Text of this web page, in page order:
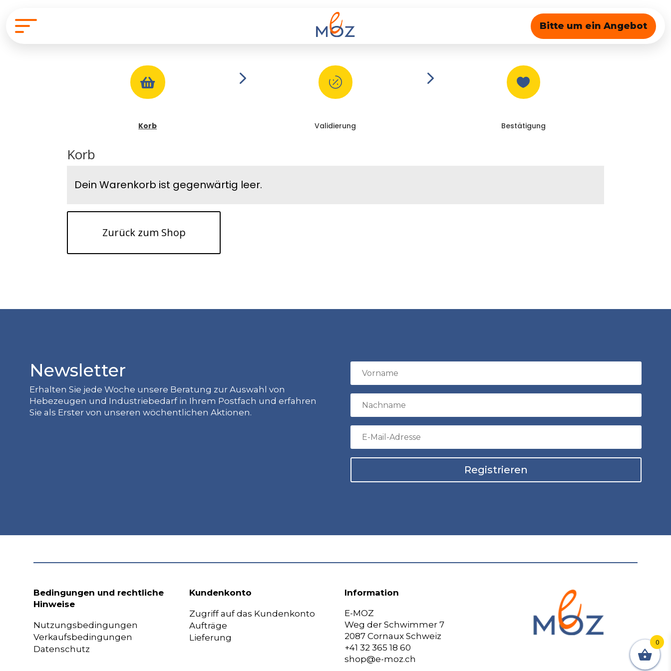
Bitte um ein Angebot

Korb
5 
Validierung
5 
Bestätigung
Korb
Dein Warenkorb ist gegenwärtig leer.
Zurück zum Shop
Newsletter
Erhalten Sie jede Woche unsere Beratung zur Auswahl von
Hebezeugen und Industriebedarf in Ihrem Postfach und erfahren
Sie als Erster von unseren wöchentlichen Aktionen.
Registrieren
Bedingungen und rechtliche
Hinweise
Nutzungsbedingungen
Verkaufsbedingungen
Datenschutz
Kundenkonto
Zugriff auf das Kundenkonto
Aufträge
Lieferung
Information
E-MOZ
Weg der Schwimmer 7
2087 Cornaux Schweiz
+41 32 365 18 60
shop@e-moz.ch
0